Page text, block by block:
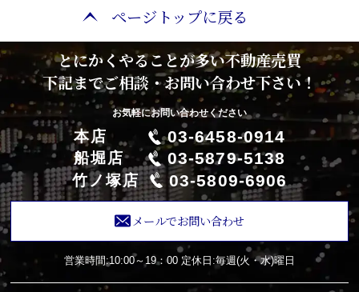
ページトップに戻る
とにかくやることが多い不動産売買
下記までご相談・お問い合わせ下さい！
お気軽にお問い合わせください
本店 03-6458-0914
船堀店 03-5879-5138
竹ノ塚店 03-5809-6906
メールでお問い合わせ
営業時間:10:00～19：00 定休日:毎週(火・水)曜日